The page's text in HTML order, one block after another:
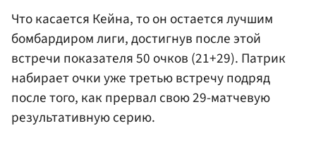
Что касается Кейна, то он остается лучшим
бомбардиром лиги, достигнув после этой
встречи показателя 50 очков (21+29). Патрик
набирает очки уже третью встречу подряд
после того, как прервал свою 29-матчевую
результативную серию.